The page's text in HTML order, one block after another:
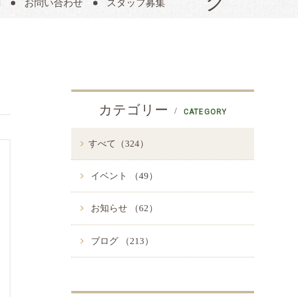
お問い合わせ スタッフ募集
カテゴリー CATEGORY
すべて（324）
イベント （49）
お知らせ （62）
ブログ （213）